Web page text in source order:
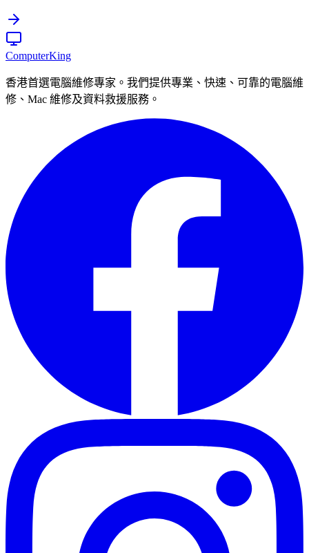
ComputerKing
香港首選電腦維修專家。我們提供專業、快速、可靠的電腦維
修、Mac 維修及資料救援服務。